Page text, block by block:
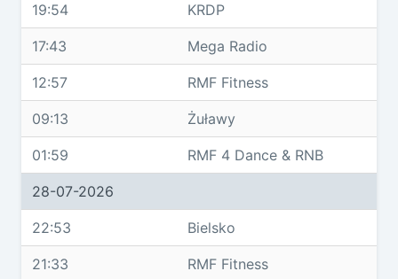
19:54 KRDP
17:43 Mega Radio
12:57 RMF Fitness
09:13 Żuławy
01:59 RMF 4 Dance & RNB
28-07-2026
22:53 Bielsko
21:33 RMF Fitness